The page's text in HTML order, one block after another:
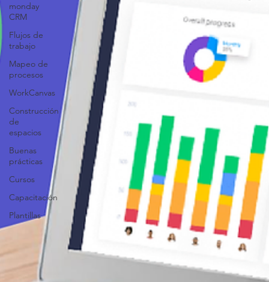
monday
CRM
Flujos de
trabajo
Mapeo de
procesos
WorkCanvas
Construcción
de
espacios
Buenas
prácticas
Cursos
Capacitación
Plantillas